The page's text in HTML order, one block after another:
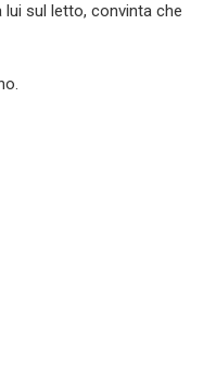
sul letto, convinta che